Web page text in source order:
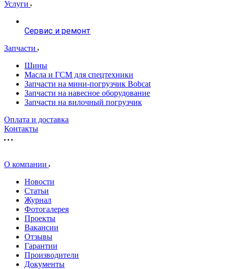
Услуги
Сервис и ремонт
Запчасти
Шины
Масла и ГСМ для спецтехники
Запчасти на мини-погрузчик Bobcat
Запчасти на навесное оборудование
Запчасти на вилочный погрузчик
Оплата и доставка
Контакты
О компании
Новости
Статьи
Журнал
Фотогалерея
Проекты
Вакансии
Отзывы
Гарантии
Производители
Документы